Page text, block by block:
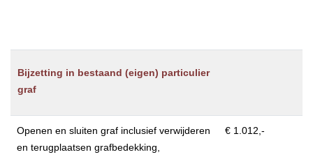
Bijzetting in bestaand (eigen) particulier
graf
Openen en sluiten graf inclusief verwijderen
en terugplaatsen grafbedekking,
€ 1.012,-